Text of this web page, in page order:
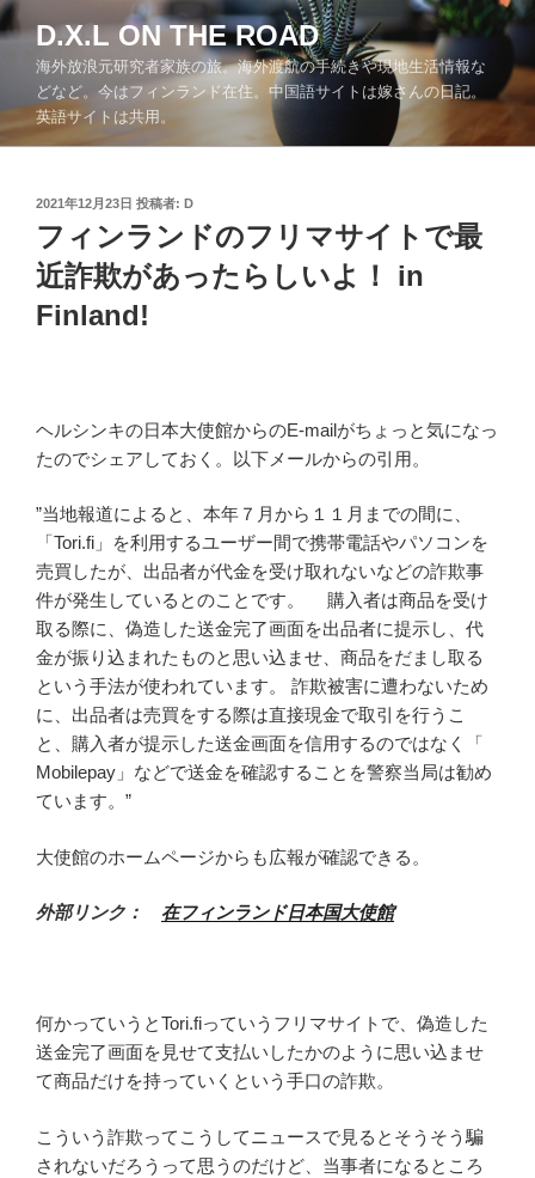
コ
ン
ツ
D.X.L ON THE ROAD
海外放浪元研究者家族の旅。海外渡航の手続きや現地生活情報な
どなど。今はフィンランド在住。中国語サイトは嫁さんの日記。
英語サイトは共用。
投
稿
日:
2021年12月23日 投稿者: D
フィンランドのフリマサイトで最
近詐欺があったらしいよ！ in
Finland!
ヘルシンキの日本大使館からのE-mailがちょっと気になっ
たのでシェアしておく。以下メールからの引用。
”当地報道によると、本年７月から１１月までの間に、
「Tori.fi」を利用するユーザー間で携帯電話やパソコンを
売買したが、 出品者が代金を受け取れないなどの詐欺事
件が発生しているとのこ とです。 購入者は商品を受け
取る際に、偽造した送金完了画面を出品者に提示し、代
金が振り込まれたものと思い込ませ、商品をだまし取る
と いう手法が使われています。 詐欺被害に遭わないため
に、出品者は売買をする際は直接現金で取引を行うこ
と、購入者が提示した送金画面を信用するのではなく「
Mobilepay」などで送金を確認することを警察当局は勧め
ています。”
大使館のホームページからも広報が確認できる。
外部リンク： 在フィンランド日本国大使館
何かっていうとTori.fiっていうフリマサイトで、偽造した
送金完了画面を見せて支払いしたかのように思い込ませ
て商品だけを持っていくという手口の詐欺。
こういう詐欺ってこうしてニュースで見るとそうそう騙
されないだろうって思うのだけど、当事者になるところ